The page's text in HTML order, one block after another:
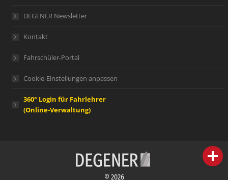
DEGENER Newsletter
Kontakt
Fahrschüler-Portal
Cookie-Einstellungen anpassen
360° Login für Fahrlehrer
(Online-Verwaltung)
© 2026
person IHR FACHBERATER